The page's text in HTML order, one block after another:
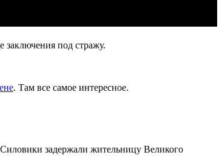
заключения под стражу.
. Там все самое интересное.
Силовики задержали жительницу Великого